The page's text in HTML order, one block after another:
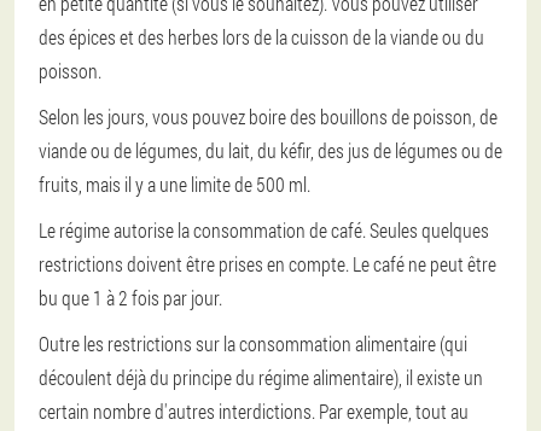
des épices et des herbes lors de la cuisson de la viande ou du
poisson.
Selon les jours, vous pouvez boire des bouillons de poisson, de
viande ou de légumes, du lait, du kéfir, des jus de légumes ou de
fruits, mais il y a une limite de 500 ml.
Le régime autorise la consommation de café. Seules quelques
restrictions doivent être prises en compte. Le café ne peut être
bu que 1 à 2 fois par jour.
Outre les restrictions sur la consommation alimentaire (qui
découlent déjà du principe du régime alimentaire), il existe un
certain nombre d'autres interdictions. Par exemple, tout au